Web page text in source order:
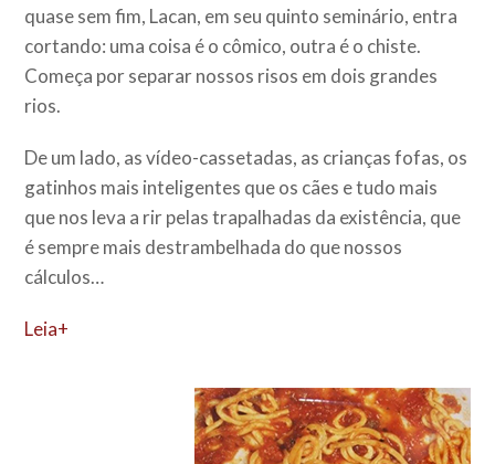
quase sem fim, Lacan, em seu quinto seminário, entra
cortando: uma coisa é o cômico, outra é o chiste.
Começa por separar nossos risos em dois grandes
rios.
De um lado, as vídeo-cassetadas, as crianças fofas, os
gatinhos mais inteligentes que os cães e tudo mais
que nos leva a rir pelas trapalhadas da existência, que
é sempre mais destrambelhada do que nossos
cálculos…
Leia+